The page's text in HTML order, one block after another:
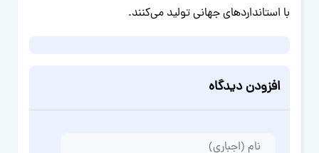
با استانداردهای جهانی تولید می‌کنند.
افزودن دیدگاه
متن دیدگاه